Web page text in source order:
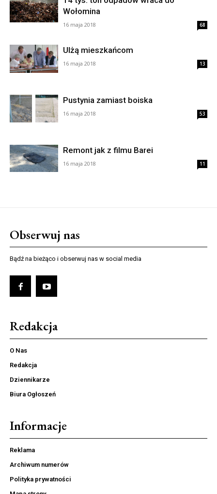
Wołomina
16 maja 2018 68
Ulżą mieszkańcom
16 maja 2018 13
Pustynia zamiast boiska
16 maja 2018 53
Remont jak z filmu Barei
16 maja 2018 11
Obserwuj nas
Bądź na bieżąco i obserwuj nas w social media
Redakcja
O Nas
Redakcja
Dziennikarze
Biura Ogłoszeń
Informacje
Reklama
Archiwum numerów
Polityka prywatności